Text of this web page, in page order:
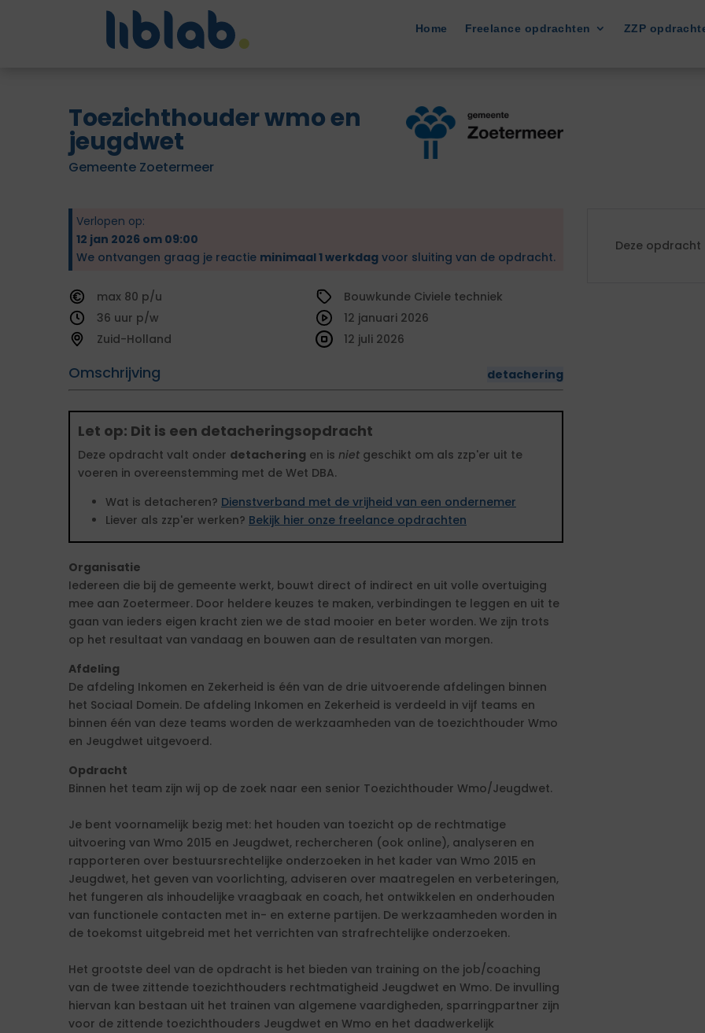
Home Freelance opdrachten ZZP
Toezichthouder wmo en
jeugdwet
Gemeente Zoetermeer
Verlopen op:
12 jan 2026 om 09:00
We ontvangen graag je reactie minimaal 1 werkdag voor sluiting van de opdracht.
80
36
Zuid-Holland
Bouwkunde Civiele techniek
Omschrijving detachering
12 januari 2026
12 juli 2026
Let op: Dit is een detacheringsopdracht
Deze opdracht valt onder detachering en is niet geschikt om als zzp'er uit te
voeren in overeenstemming met de Wet DBA.
Wat is detacheren? Dienstverband met de vrijheid van een ondernemer
Liever als zzp'er werken? Bekijk hier onze freelance opdrachten
Organisatie
Iedereen die bij de gemeente werkt, bouwt direct of indirect en uit volle overtuiging
mee aan Zoetermeer. Door heldere keuzes te maken, verbindingen te leggen en uit te
gaan van ieders eigen kracht zien we de stad mooier en beter worden. We zijn trots
op het resultaat van vandaag en bouwen aan de resultaten van morgen.
Afdeling
De afdeling Inkomen en Zekerheid is één van de drie uitvoerende afdelingen binnen
het Sociaal Domein. De afdeling Inkomen en Zekerheid is verdeeld in vijf teams en
binnen één van deze teams worden de werkzaamheden van de toezichthouder Wmo
en Jeugdwet uitgevoerd.
Opdracht
Binnen het team zijn wij op de zoek naar een senior Toezichthouder Wmo/Jeugdwet.
Je bent voornamelijk bezig met: het houden van toezicht op de rechtmatige
uitvoering van Wmo 2015 en Jeugdwet, rechercheren (ook online), analyseren en
rapporteren over bestuursrechtelijke onderzoeken in het kader van Wmo 2015 en
Jeugdwet, het geven van voorlichting, adviseren over maatregelen en verbeteringen,
het fungeren als inhoudelijke vraagbaak en coach, het ontwikkelen en onderhouden
van functionele contacten met in- en externe partijen. De werkzaamheden worden in
de toekomst uitgebreid met het verrichten van strafrechtelijke onderzoeken.
Het grootste deel van de opdracht is het bieden van training on the job/coaching
van de twee zittende toezichthouders rechtmatigheid Jeugdwet en Wmo. De invulling
hiervan kan bestaan uit het trainen van algemene vaardigheden, sparringpartner zijn
voor de zittende toezichthouders Jeugdwet en Wmo en het daadwerkelijk
Deze opdracht